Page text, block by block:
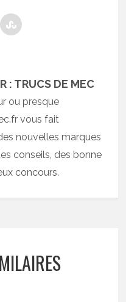
: TRUCS DE MEC
ou presque
vous fait
nouvelles marques
conseils, des bonne
concours.